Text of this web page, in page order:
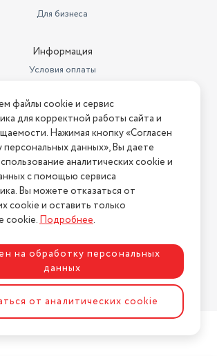
Для бизнеса
Информация
Условия оплаты
Условия возврата
ошибку на сайте? Напишите нам
магазин "АстМаркет". У нас есть всё!
конфиденциальности
Разработка сайтаASTDESIGN
файлы cookie и сервис
для корректной работы сайта и
Нажимая кнопку «Согласен
персональных данных», Вы даете
аналитических cookie и
с помощью сервиса
Вы можете отказаться от
cookie и оставить только
cookie.Подробнее.
на обработку персональных
данных
от аналитических cookie